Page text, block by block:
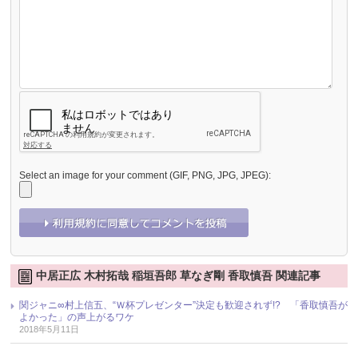
Select an image for your comment (GIF, PNG, JPG, JPEG):
中居正広 木村拓哉 稲垣吾郎 草なぎ剛 香取慎吾 関連記事
関ジャニ∞村上信五、“Ｗ杯プレゼンター”決定も歓迎されず!? 「香取慎吾が
よかった」の声上がるワケ
2018年5月11日